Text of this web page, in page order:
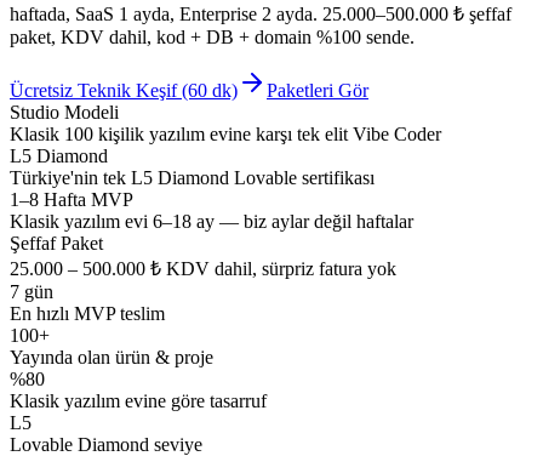
haftada, SaaS 1 ayda, Enterprise 2 ayda. 25.000–500.000 ₺ şeffaf
paket, KDV dahil, kod + DB + domain %100 sende.
Ücretsiz Teknik Keşif (60 dk)
Paketleri Gör
Studio Modeli
Klasik 100 kişilik yazılım evine karşı tek elit Vibe Coder
L5 Diamond
Türkiye'nin tek L5 Diamond Lovable sertifikası
1–8 Hafta MVP
Klasik yazılım evi 6–18 ay — biz aylar değil haftalar
Şeffaf Paket
25.000 – 500.000 ₺ KDV dahil, sürpriz fatura yok
7 gün
En hızlı MVP teslim
100+
Yayında olan ürün & proje
%80
Klasik yazılım evine göre tasarruf
L5
Lovable Diamond seviye